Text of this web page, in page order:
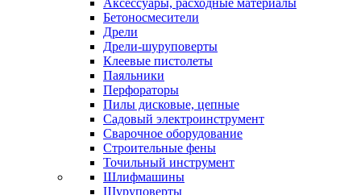
Бетоносмесители
Дрели
Дрели-шуруповерты
Клеевые пистолеты
Паяльники
Перфораторы
Пилы дисковые, цепные
Садовый электроинструмент
Сварочное оборудование
Строительные фены
Точильный инструмент
Шлифмашины
Шуруповерты